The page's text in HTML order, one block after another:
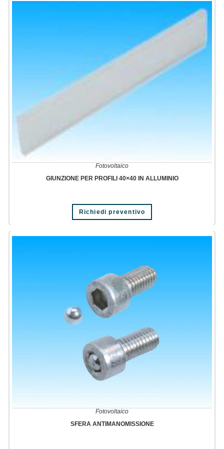
Fotovoltaico
GIUNZIONE PER PROFILI 40×40 IN ALLUMINIO
Richiedi preventivo
Fotovoltaico
SFERA ANTIMANOMISSIONE